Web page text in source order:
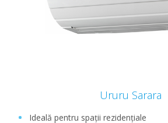
Ururu Sarara
Ideală pentru spații rezidențiale